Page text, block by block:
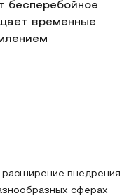
бесперебойное
временные
внедрения
сферах